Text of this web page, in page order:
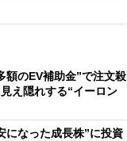
額のEV補助金”で注文殺
え隠れする“イーロン
になった成長株”に投資